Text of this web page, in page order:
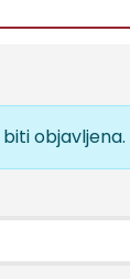
objavljena.